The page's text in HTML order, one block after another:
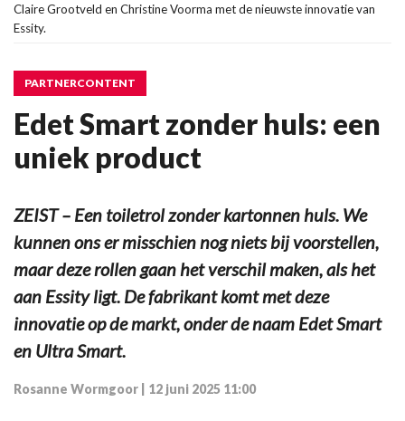
Claire Grootveld en Christine Voorma met de nieuwste innovatie van
Essity.
PARTNERCONTENT
Edet Smart zonder huls: een
uniek product
ZEIST – Een toiletrol zonder kartonnen huls. We
kunnen ons er misschien nog niets bij voorstellen,
maar deze rollen gaan het verschil maken, als het
aan Essity ligt. De fabrikant komt met deze
innovatie op de markt, onder de naam Edet Smart
en Ultra Smart.
Rosanne Wormgoor 12 juni 2025 11:00